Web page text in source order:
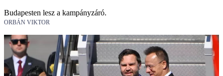
Budapesten lesz a kampányzáró.
ORBÁN VIKTOR